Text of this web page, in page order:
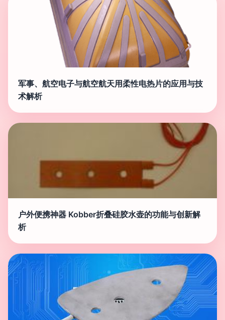
军事、航空电子与航空航天用柔性电热片的应用与技
术解析
户外便携神器 Kobber折叠硅胶水壶的功能与创新解
析